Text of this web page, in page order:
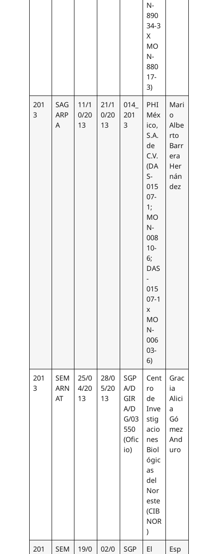
N-
890
34-3
X
MO
N-
880
17-
3)
201
3
SAG
ARP
A
11/1
0/20
13
21/1
0/20
13
014_
201
3
PHI
Méx
ico,
S.A.
de
C.V.
(DA
S-
015
07-
1;
MO
N-
008
10-
6;
DAS
-
015
07-1
x
MO
N-
006
03-
6)
Mari
o
Albe
rto
Barr
era
Her
nán
dez
201
3
SEM
ARN
AT
25/0
4/20
13
28/0
5/20
13
SGP
A/D
GIR
A/D
G/03
550
(Ofic
io)
Cent
ro
de
Inve
stig
acio
nes
Biol
ógic
as
del
Nor
este
(CIB
NOR
)
Grac
ia
Alici
a
Gó
mez
And
uro
201
SEM
19/0
02/0
SGP
El
Esp